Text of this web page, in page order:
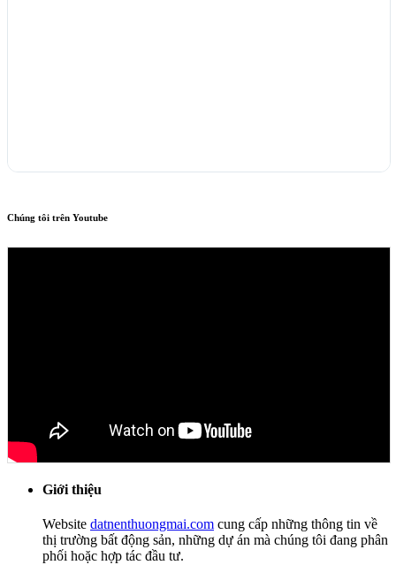
Chúng tôi trên Youtube
Giới thiệu
Website datnenthuongmai.com cung cấp những thông tin về
thị trường bất động sản, những dự án mà chúng tôi đang phân
phối hoặc hợp tác đầu tư.